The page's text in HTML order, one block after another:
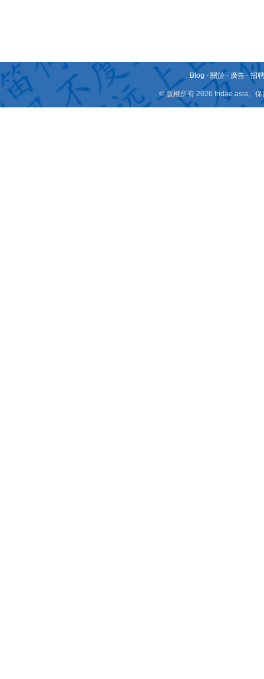
Blog - 關於 - 廣告 -招
© 版權所有 2026 fridae.asia。